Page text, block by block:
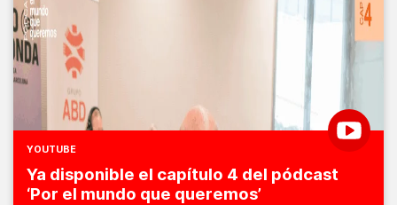
YOUTUBE
Ya disponible el capítulo 4 del pódcast
‘Por el mundo que queremos’